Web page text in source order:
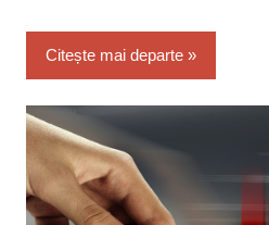
Citește mai departe